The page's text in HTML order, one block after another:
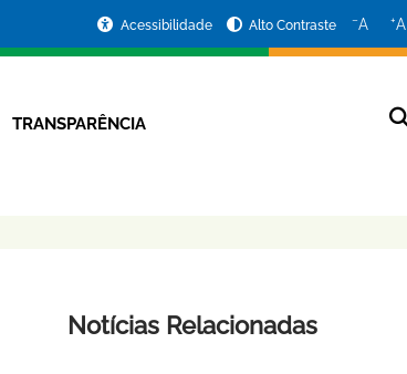
Acessibilidade Alto Contraste −A +A
TRANSPARÊNCIA
Notícias Relacionadas